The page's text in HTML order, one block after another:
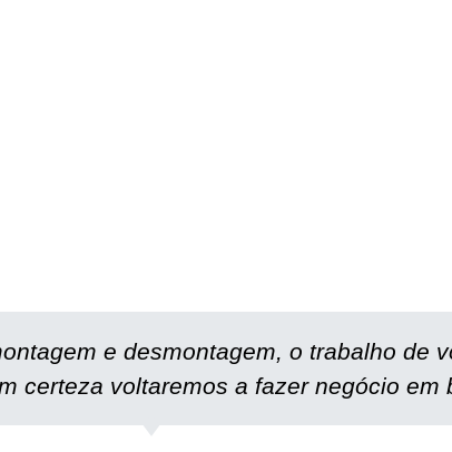
e desmontagem, o trabalho de
certeza voltaremos a fazer negócio em